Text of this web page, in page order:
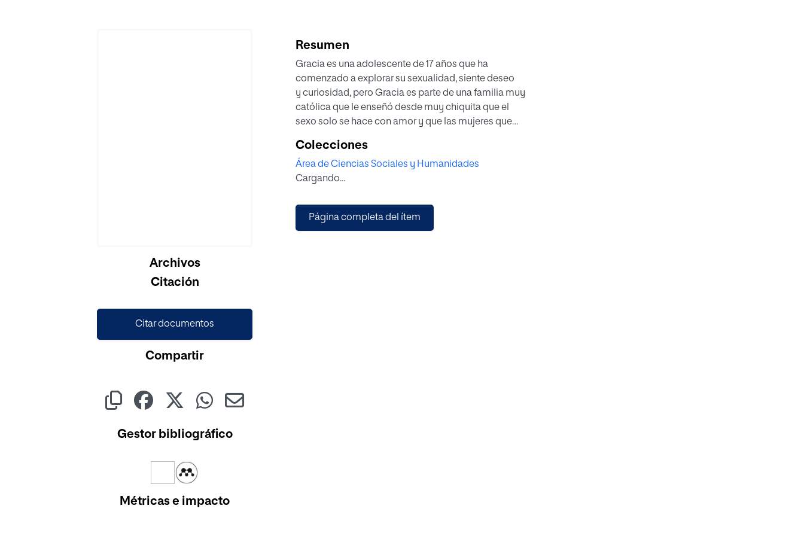
Archivos
Citación
Citar documentos
Compartir
Gestor bibliográfico
Métricas e impacto
Resumen
Gracia es una adolescente de 17 años que ha
comenzado a explorar su sexualidad, siente deseo
y curiosidad, pero Gracia es parte de una familia muy
católica que le enseñó desde muy chiquita que el
sexo solo se hace con amor y que las mujeres que
Este año le toca a la familia de Gracia encargarse de
una actividad religiosa muy importante para ellos y la
comunidad en la que viven: el cambio de manto de
proponen que sea ella la que represente a su familia
y sea la encargada de cambiar a la Virgen en la
Colecciones
Área de Ciencias Sociales y Humanidades
Cargando...
Página completa del ítem